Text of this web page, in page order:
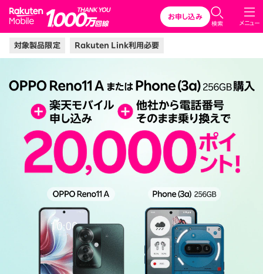
Rakuten Mobile
メニュー
検索
お申し込み
対象製品限定 Rakuten Link利用必要